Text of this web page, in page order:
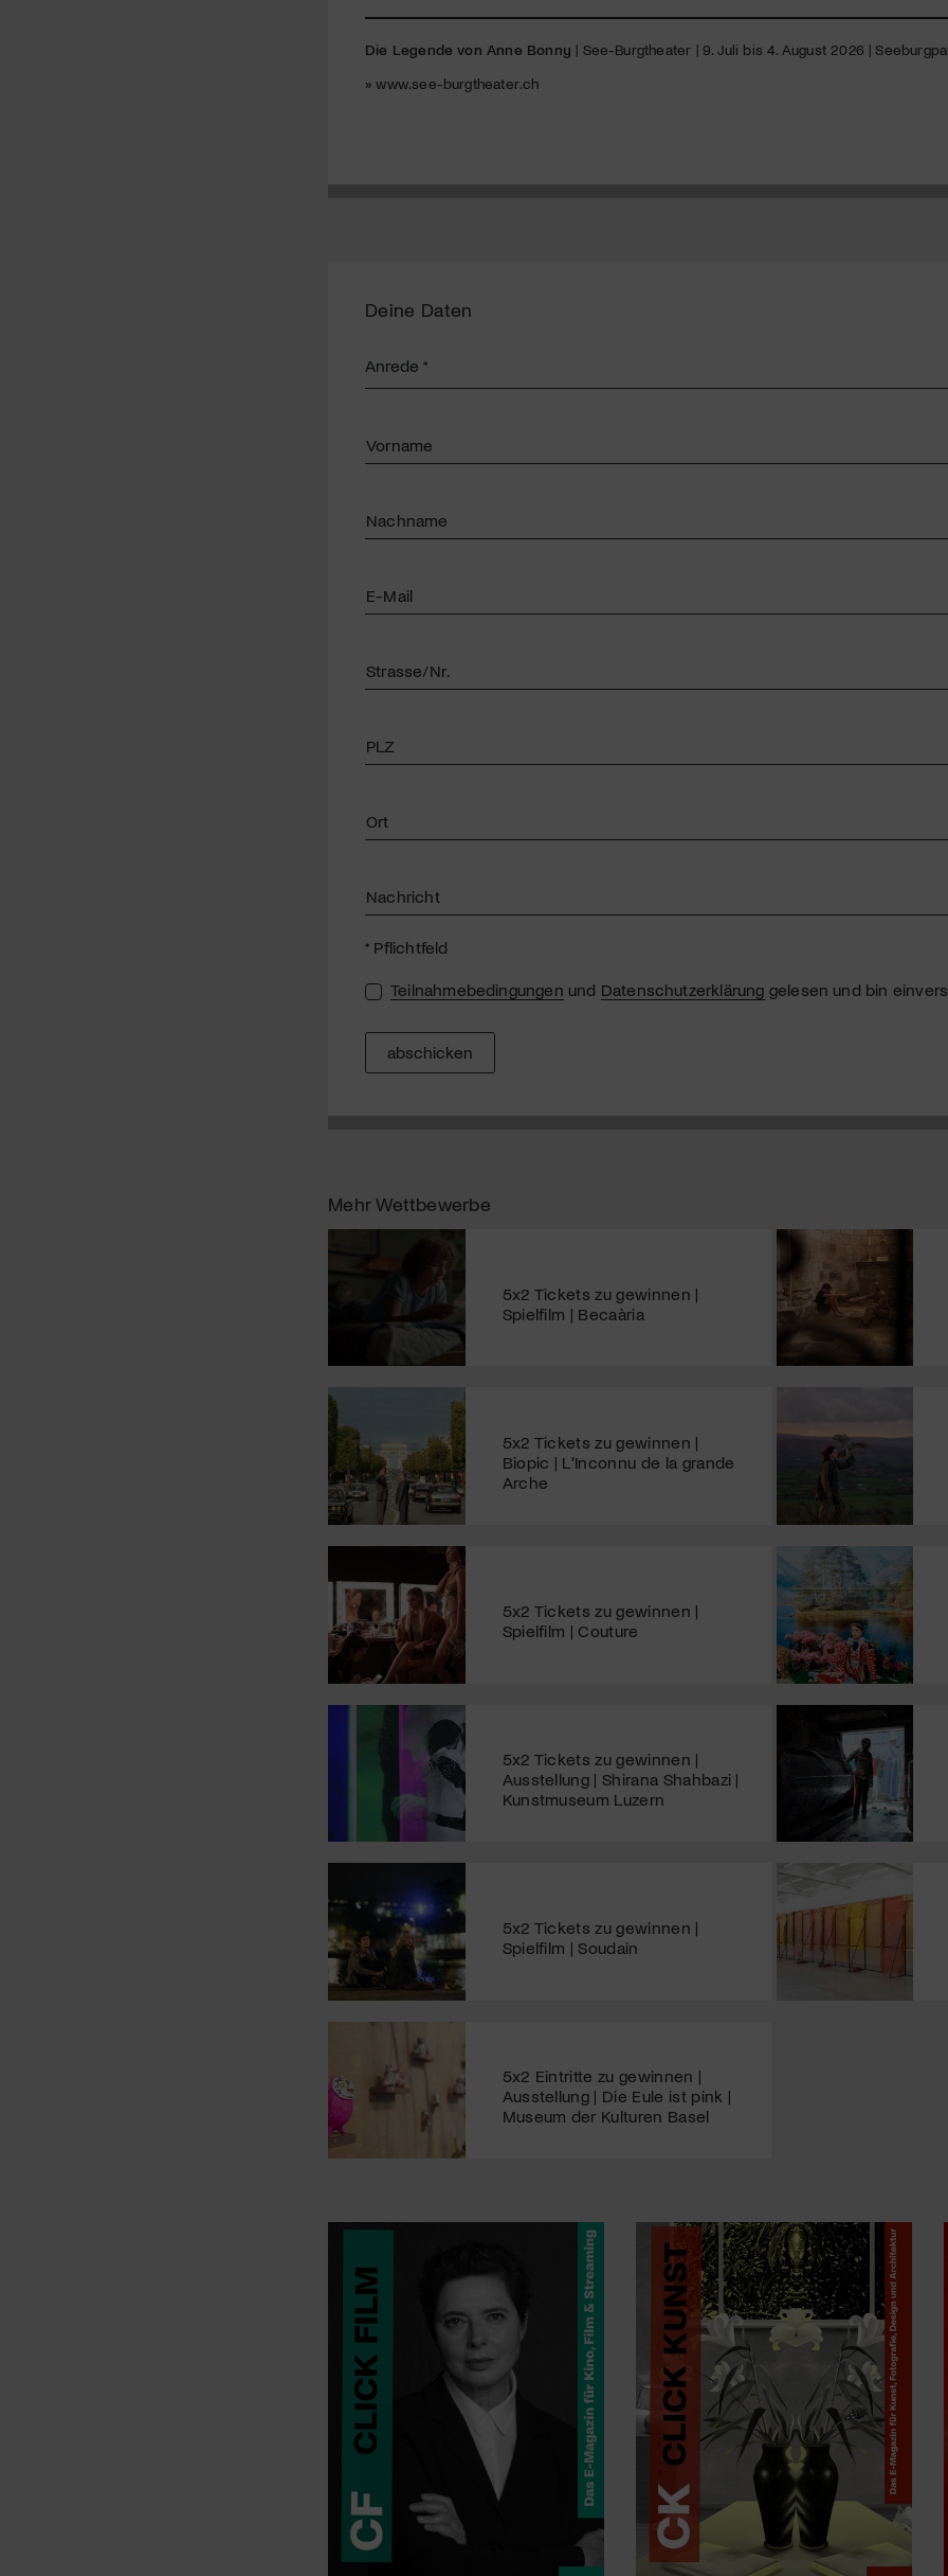
Die Legende von Anne Bonny | See-Burgtheater | 9. Juli bis 4. August 2026 |
» www.see-burgtheater.ch
Deine Daten
Vorname
Nachname
E-Mail
Strasse/Nr.
PLZ
Ort
Nachricht
* Pflichtfeld
Teilnahmebedingungen und Datenschutzerklärung gelesen und bin
abschicken
Mehr Wettbewerbe
5x2 Tickets zu gewinnen |
Spielfilm | Becaària
5x2 Tickets zu gewinnen |
Biopic | L'Inconnu de la grande
Arche
5x2 Tickets zu gewinnen |
Spielfilm | Couture
5x2 Tickets zu gewinnen |
Ausstellung | Shirana Shahbazi |
Kunstmuseum Luzern
5x2 Tickets zu gewinnen |
Spielfilm | Soudain
5x2 Eintritte zu gewinnen |
Ausstellung | Die Eule ist pink |
Museum der Kulturen Basel